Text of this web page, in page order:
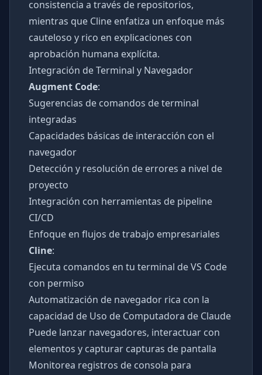
consistencia a través de repositorios,
mientras que Cline enfatiza un enfoque más
cauteloso y rico en explicaciones con
aprobación humana explícita.
Integración de Terminal y Navegador
Augment Code:
Sugerencias de comandos de terminal
integradas
Capacidades básicas de interacción con el
navegador
Detección y resolución de errores a nivel de
proyecto
Integración con herramientas de pipeline
CI/CD
Enfoque en flujos de trabajo empresariales
Cline:
Ejecuta comandos en tu terminal de VS Code
con permiso
Automatización de navegador rica con la
capacidad de Uso de Computadora de Claude
Puede lanzar navegadores, interactuar con
elementos y capturar capturas de pantalla
Monitorea registros de consola para